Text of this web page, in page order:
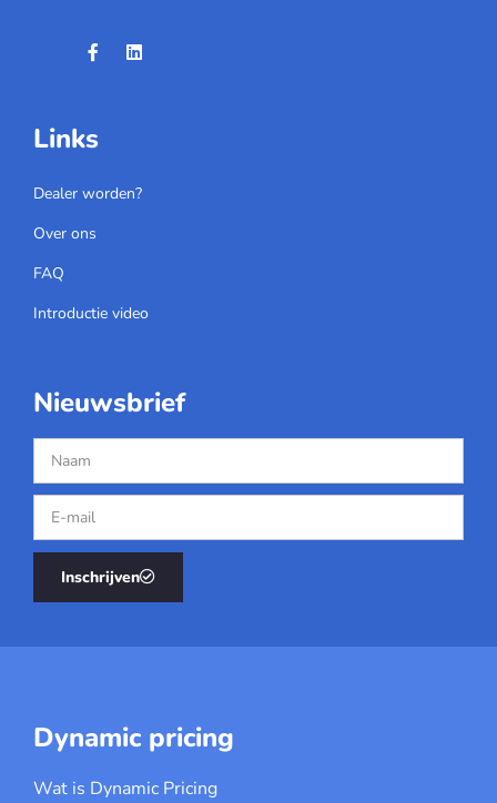
Links
Dealer worden?
Over ons
FAQ
Introductie video
Nieuwsbrief
Inschrijven
Dynamic pricing
Wat is Dynamic Pricing